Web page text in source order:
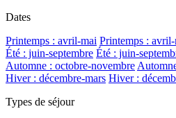
Dates
Printemps : avril-mai Printemps : avril-
Été : juin-septembre Été : juin-
Automne : octobre-novembre
Hiver : décembre-mars Hiver :
Types de séjour